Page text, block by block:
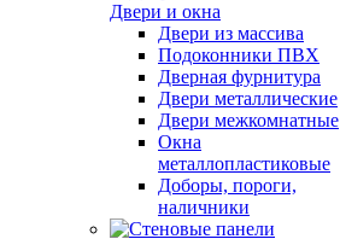
Двери и окна
Двери из массива
Подоконники ПВХ
Дверная фурнитура
Двери металлические
Двери межкомнатные
Окна
металлопластиковые
Доборы, пороги,
наличники